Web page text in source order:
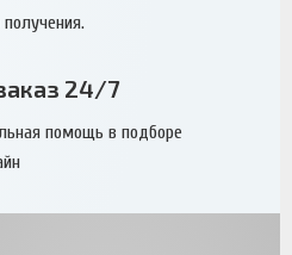
24/7
помощь в подборе